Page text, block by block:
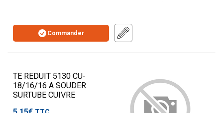
Commander
TE REDUIT 5130 CU-
18/16/16 A SOUDER
SURTUBE CUIVRE